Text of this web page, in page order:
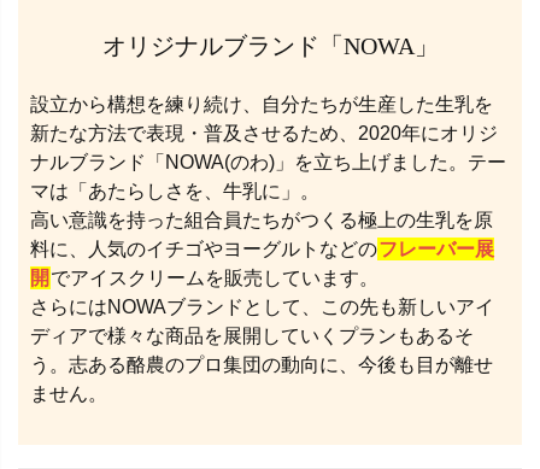
オリジナルブランド「NOWA」
設立から構想を練り続け、自分たちが生産した生乳を
新たな方法で表現・普及させるため、2020年にオリジ
ナルブランド「NOWA(のわ)」を立ち上げました。テー
マは「あたらしさを、牛乳に」。
高い意識を持った組合員たちがつくる極上の生乳を原
料に、人気のイチゴやヨーグルトなどのフレーバー展
開 でアイスクリームを販売しています。
さらにはNOWAブランドとして、この先も新しいアイ
ディアで様々な商品を展開していくプランもあるそ
う。志ある酪農のプロ集団の動向に、今後も目が離せ
ません。